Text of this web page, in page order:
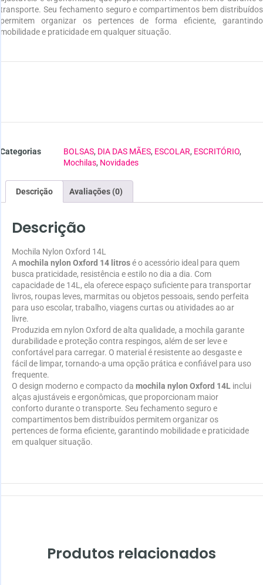
transporte. Seu fechamento seguro e compartimentos bem distribuídos
permitem organizar os pertences de forma eficiente, garantindo
mobilidade e praticidade em qualquer situação.
Categorias BOLSAS, DIA DAS MÃES, ESCOLAR, ESCRITÓRIO,
Mochilas, Novidades
Descrição Avaliações (0)
Descrição
Mochila Nylon Oxford 14L
Amochila nylon Oxford 14 litrosé o acessório ideal para quem
busca praticidade, resistência e estilo no dia a dia. Com
capacidade de 14L, ela oferece espaço suficiente para transportar
livros, roupas leves, marmitas ou objetos pessoais, sendo perfeita
para uso escolar, trabalho, viagens curtas ou atividades ao ar
livre.
Produzida em nylon Oxford de alta qualidade, a mochila garante
durabilidade e proteção contra respingos, além de ser leve e
confortável para carregar. O material é resistente ao desgaste e
fácil de limpar, tornando-a uma opção prática e confiável para uso
frequente.
O design moderno e compacto da mochila nylon Oxford 14L inclui
alças ajustáveis e ergonômicas, que proporcionam maior
conforto durante o transporte. Seu fechamento seguro e
compartimentos bem distribuídos permitem organizar os
pertences de forma eficiente, garantindo mobilidade e praticidade
em qualquer situação.
Produtos relacionados